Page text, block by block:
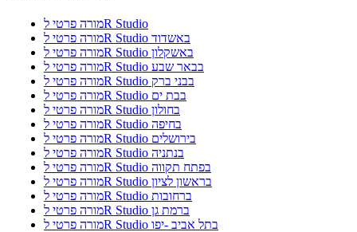
מורה פרטי לR Studio
מורה פרטי לR Studio באשדוד
מורה פרטי לR Studio באשקלון
מורה פרטי לR Studio בבאר שבע
מורה פרטי לR Studio בבני ברק
מורה פרטי לR Studio בבת ים
מורה פרטי לR Studio בחולון
מורה פרטי לR Studio בחיפה
מורה פרטי לR Studio בירושלים
מורה פרטי לR Studio בנתניה
מורה פרטי לR Studio בפתח תקווה
מורה פרטי לR Studio בראשון לציון
מורה פרטי לR Studio ברחובות
מורה פרטי לR Studio ברמת גן
מורה פרטי לR Studio בתל אביב -יפו